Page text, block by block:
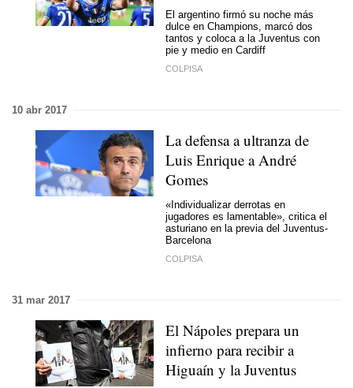
El argentino firmó su noche más
dulce en Champions, marcó dos
tantos y coloca a la Juventus con
pie y medio en Cardiff
COLPISA
10 abr 2017
La defensa a ultranza de
Luis Enrique a André
Gomes
«Individualizar derrotas en
jugadores es lamentable», critica el
asturiano en la previa del Juventus-
Barcelona
COLPISA
31 mar 2017
El Nápoles prepara un
infierno para recibir a
Higuaín y la Juventus